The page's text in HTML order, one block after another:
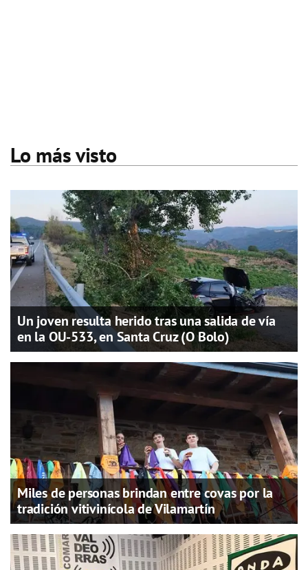
Lo más visto
Un joven resulta herido tras una salida de vía
en la OU-533, en Santa Cruz (O Bolo)
Miles de personas brindan entre covas por la
tradición vitivinícola de Vilamartín